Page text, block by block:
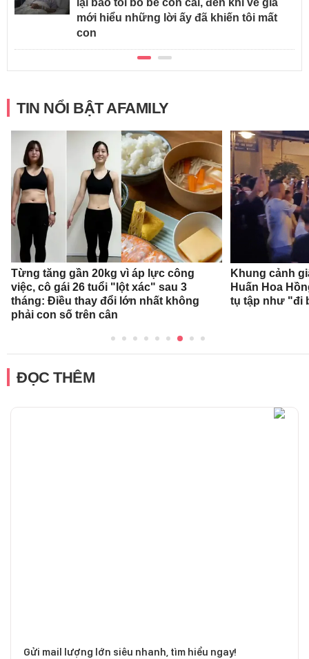
mới hiểu những lời ấy đã khiến tôi mất
con
TIN NỔI BẬT AFAMILY
Từng tăng gần 20kg vì áp lực công
việc, cô gái 26 tuổi "lột xác" sau 3
tháng: Điều thay đổi lớn nhất không
phải con số trên cân
Khung cảnh
Huấn Hoa
tụ tập như "đi
ĐỌC THÊM
Gửi mail lượng lớn siêu nhanh, tìm hiểu ngay!